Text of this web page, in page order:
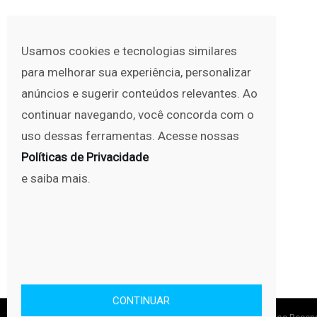
Usamos cookies e tecnologias similares
para melhorar sua experiência, personalizar
anúncios e sugerir conteúdos relevantes. Ao
continuar navegando, você concorda com o
uso dessas ferramentas. Acesse nossas
Políticas de Privacidade
e saiba mais.
CONTINUAR